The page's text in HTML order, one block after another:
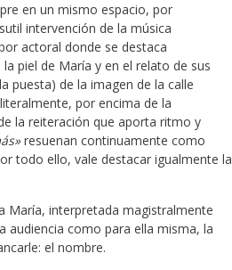
en un mismo espacio, por
intervención de la música
actoral donde se destaca
piel de María y en el relato de sus
puesta) de la imagen de la calle
por encima de la
la reiteración que aporta ritmo y
resuenan continuamente como
todo ello, vale destacar igualmente la
María, interpretada magistralmente
audiencia como para ella misma, la
el nombre.